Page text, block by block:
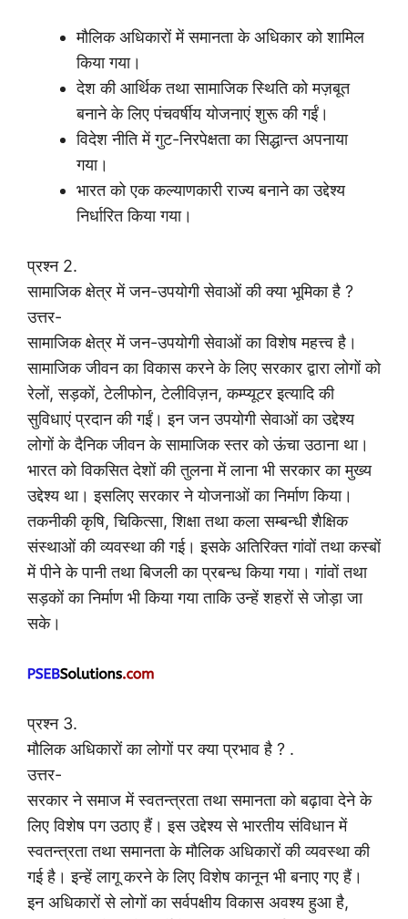
मौलिक अधिकारों में समानता के अधिकार को शामिल
किया गया।
देश की आर्थिक तथा सामाजिक स्थिति को मज़बूत
बनाने के लिए पंचवर्षीय योजनाएं शुरू की गईं।
विदेश नीति में गुट-निरपेक्षता का सिद्धान्त अपनाया
गया।
भारत को एक कल्याणकारी राज्य बनाने का उद्देश्य
निर्धारित किया गया।
प्रश्न 2.
सामाजिक क्षेत्र में जन-उपयोगी सेवाओं की क्या भूमिका है ?
उत्तर-
सामाजिक क्षेत्र में जन-उपयोगी सेवाओं का विशेष महत्त्व है।
सामाजिक जीवन का विकास करने के लिए सरकार द्वारा लोगों को
रेलों, सड़कों, टेलीफोन, टेलीविज़न, कम्प्यूटर इत्यादि की
सुविधाएं प्रदान की गईं। इन जन उपयोगी सेवाओं का उद्देश्य
लोगों के दैनिक जीवन के सामाजिक स्तर को ऊंचा उठाना था।
भारत को विकसित देशों की तुलना में लाना भी सरकार का मुख्य
उद्देश्य था। इसलिए सरकार ने योजनाओं का निर्माण किया।
तकनीकी कृषि, चिकित्सा, शिक्षा तथा कला सम्बन्धी शैक्षिक
संस्थाओं की व्यवस्था की गई। इसके अतिरिक्त गांवों तथा कस्बों
में पीने के पानी तथा बिजली का प्रबन्ध किया गया। गांवों तथा
सड़कों का निर्माण भी किया गया ताकि उन्हें शहरों से जोड़ा जा
सके।
प्रश्न 3.
मौलिक अधिकारों का लोगों पर क्या प्रभाव है ? .
उत्तर-
सरकार ने समाज में स्वतन्त्रता तथा समानता को बढ़ावा देने के
लिए विशेष पग उठाए हैं। इस उद्देश्य से भारतीय संविधान में
स्वतन्त्रता तथा समानता के मौलिक अधिकारों की व्यवस्था की
गई है। इन्हें लागू करने के लिए विशेष कानून भी बनाए गए हैं।
इन अधिकारों से लोगों का सर्वपक्षीय विकास अवश्य हुआ है,